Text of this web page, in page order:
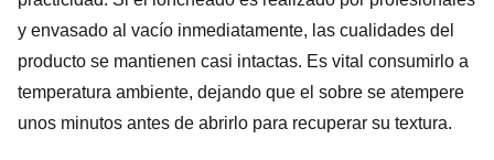
y envasado al vacío inmediatamente, las cualidades del
producto se mantienen casi intactas. Es vital consumirlo a
temperatura ambiente, dejando que el sobre se atempere
unos minutos antes de abrirlo para recuperar su textura.